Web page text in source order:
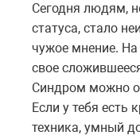
Сегодня людям,
статуса, стало
чужое мнение. На
свое
Синдром можно
Если у тебя есть
техника, умный